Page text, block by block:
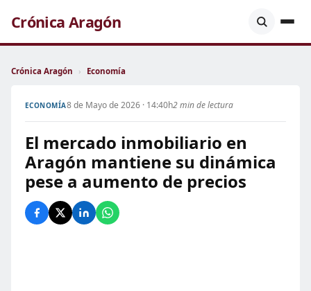
Crónica Aragón
Crónica Aragón › Economía
ECONOMÍA8 de Mayo de 2026 · 14:40h2 min de lectura
El mercado inmobiliario en
Aragón mantiene su dinámica
pese a aumento de precios